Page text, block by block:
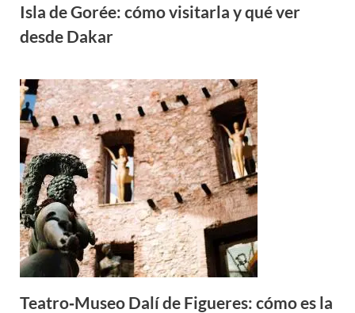
Isla de Gorée: cómo visitarla y qué ver
desde Dakar
Teatro‑Museo Dalí de Figueres: cómo es la